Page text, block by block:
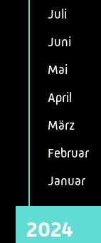
Juli
Juni
Mai
April
März
Februar
Januar
2024